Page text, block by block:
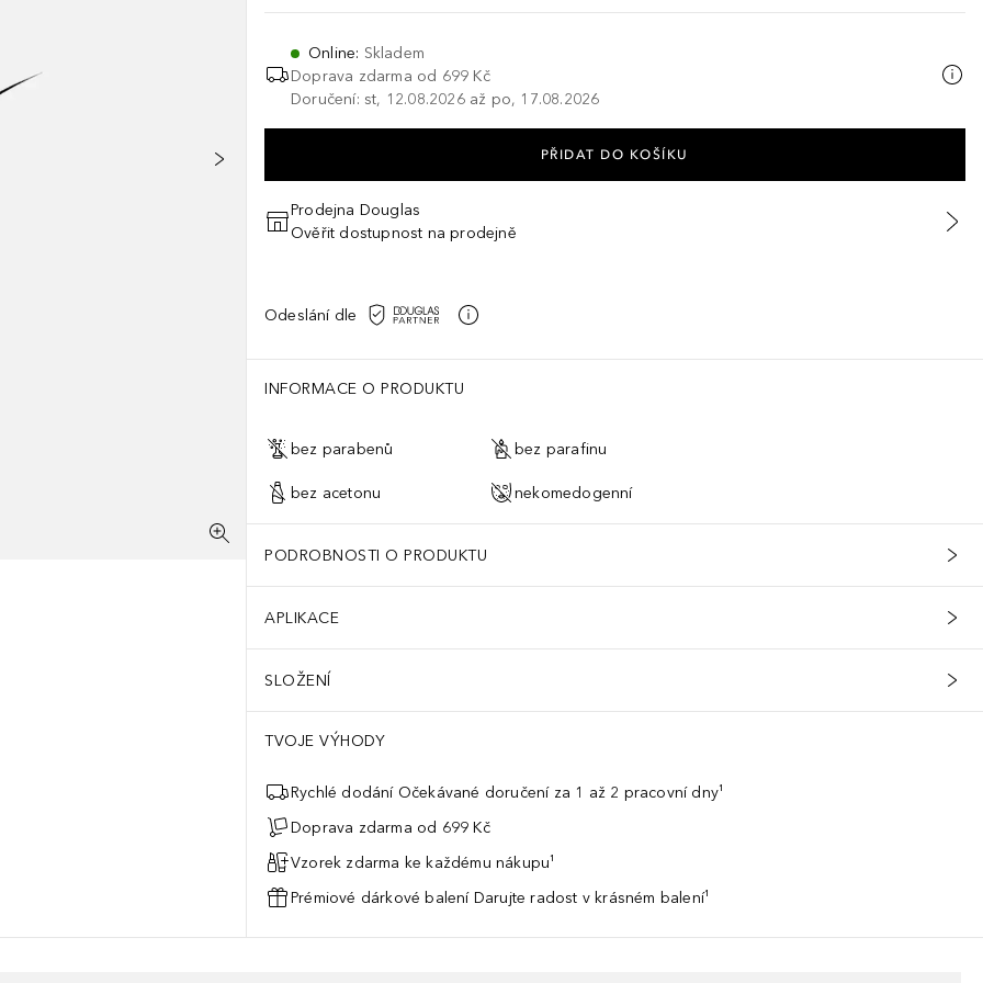
Online: Skladem
Doprava zdarma od 699 Kč
Doručení: st, 12.08.2026 až po, 17.08.2026
PŘIDAT DO KOŠÍKU
Prodejna Douglas
Ověřit dostupnost na prodejně
Odeslání dle
INFORMACE O PRODUKTU
bez parabenů bez parafinu
bez acetonu nekomedogenní
PODROBNOSTI O PRODUKTU
APLIKACE
SLOŽENÍ
TVOJE VÝHODY
Rychlé dodání Očekávané doručení za 1 až 2 pracovní dny¹
Doprava zdarma od 699 Kč
Vzorek zdarma ke každému nákupu¹
Prémiové dárkové balení Darujte radost v krásném balení¹